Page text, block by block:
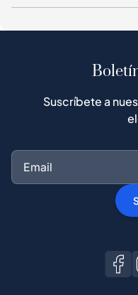
Suscríbete a